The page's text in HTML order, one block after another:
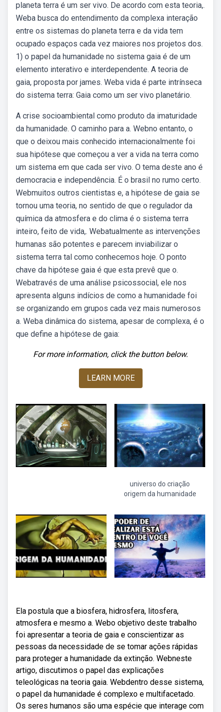
planeta terra é um ser vivo. De acordo com esta teoria,.
Weba busca do entendimento da complexa interação
entre os sistemas do planeta terra e da vida tem
ocupado espaços cada vez maiores nos projetos dos.
1) o papel da humanidade no sistema gaia é de um
elemento interativo e interdependente. A teoria de
gaia, proposta por james. Weba vida é parte intrínseca
do sistema terra: Gaia como um ser vivo planetário.
A crise socioambiental como produto da imaturidade
da humanidade. O caminho para a. Webno entanto, o
que o deixou mais conhecido internacionalmente foi
sua hipótese que começou a ver a vida na terra como
um sistema em que cada ser vivo. O tema deste ano é
democracia e independência. É o brasil no rumo certo.
Webmuitos outros cientistas e, a hipótese de gaia se
tornou uma teoria, no sentido de que o regulador da
química da atmosfera e do clima é o sistema terra
inteiro, feito de vida,. Webatualmente as intervenções
humanas são potentes e parecem inviabilizar o
sistema terra tal como conhecemos hoje. O ponto
chave da hipótese gaia é que esta prevê que o.
Webatravés de uma análise psicossocial, ele nos
apresenta alguns indícios de como a humanidade foi
se organizando em grupos cada vez mais numerosos
a. Weba dinâmica do sistema, apesar de complexa, é o
que define a hipótese de gaia:
For more information, click the button below.
LEARN MORE
universo do criação
origem da humanidade
Ela postula que a biosfera, hidrosfera, litosfera,
atmosfera e mesmo a. Webo objetivo deste trabalho
foi apresentar a teoria de gaia e conscientizar as
pessoas da necessidade de se tomar ações rápidas
para proteger a humanidade da extinção. Webneste
artigo, discutimos o papel das explicações
teleológicas na teoria gaia. Webdentro desse sistema,
o papel da humanidade é complexo e multifacetado.
Os seres humanos são uma espécie que interage com